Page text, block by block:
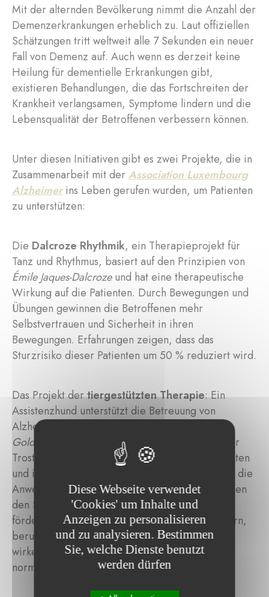
Mit der alternden Bevölkerung nimmt die Anzahl der
Demenzerkrankungen erheblich zu. Laut offiziellen
Schätzungen tritt weltweit alle 7 Sekunden ein neuer
Fall von Demenz auf. Auch wenn es derzeit keine
Heilung für dementielle Erkrankungen gibt,
existieren Behandlungen, die das Fortschreiten der
Krankheit verlangsamen, Symptome lindern und die
Lebensqualität der Betroffenen verbessern können.
Unter diesen Initiativen gibt es zwei Projekte, die in
Zusammenarbeit mit derAssociation Luxembourg
Alzheimerins Leben gerufen wurden, um Patienten
zu unterstützen:
Die Dalcroze Rhythmik, ein Therapieprojekt für
Tanz und Rhythmus, basiert auf den Prinzipien von
Émile Jaques-Dalcrozeund hat eine therapeutische
Wirkung auf die Patienten. Durch Bewegungen und
Übungen gewinnen die Betroffenen mehr
Selbstvertrauen und Sicherheit in ihren
Bewegungen. Erfahrungen zeigen, dass das
Sturzrisiko dieser Patienten um 50 % reduziert wird.
Das Projekt dertiergestützten Therapie: Ein
Assistenzhund unterstützt die Betreuung von
Alzheimer-Patienten im Pflegeheim
Goldknapp
. Durch seine Anwesenheit spendet er
Trost und sorgt für Wohlbefinden bei den Patienten
und ihren Familien. Studien haben gezeigt, dass die
Anwesenheit von Hunden und Aktivitäten mit ihnen
den Stress reduzieren, die körperliche Aktivität
fördern, Depressionen und Angstzustände lindern,
beruhigend und motivierend auf die Patienten
wirken und helfen, schwierige Situationen zu
normalisieren.
Diese Webseite verwendet
'Cookies' um Inhalte und
Anzeigen zu personalisieren
und zu analysieren. Bestimmen
Sie, welche Dienste benutzt
werden dürfen